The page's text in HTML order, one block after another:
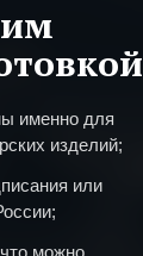
именно для
изделий;
или